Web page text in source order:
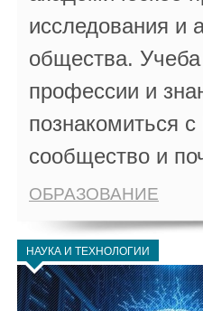
исследования и
общества. Учеба
профессии и
познакомиться
сообщество и
ОБРАЗОВАНИЕ
НАУКА И ТЕХНОЛОГИИ